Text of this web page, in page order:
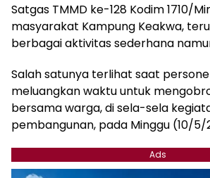
Satgas TMMD ke-128 Kodim 1710/
masyarakat Kampung Keakwa,
berbagai aktivitas sederhana
Salah satunya terlihat saat
meluangkan waktu untuk
bersama warga, di sela-sela
pembangunan, pada Minggu (10/5/
Ads